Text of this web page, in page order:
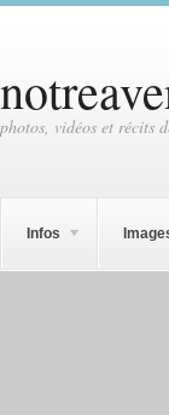
photos, vidéos et récits
Infos